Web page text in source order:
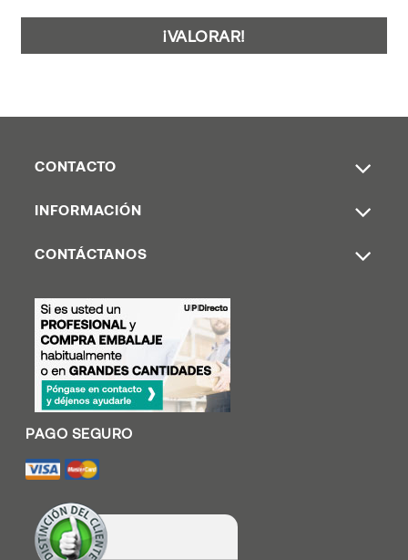
¡VALORAR!
CONTACTO
INFORMACIÓN
CONTÁCTANOS